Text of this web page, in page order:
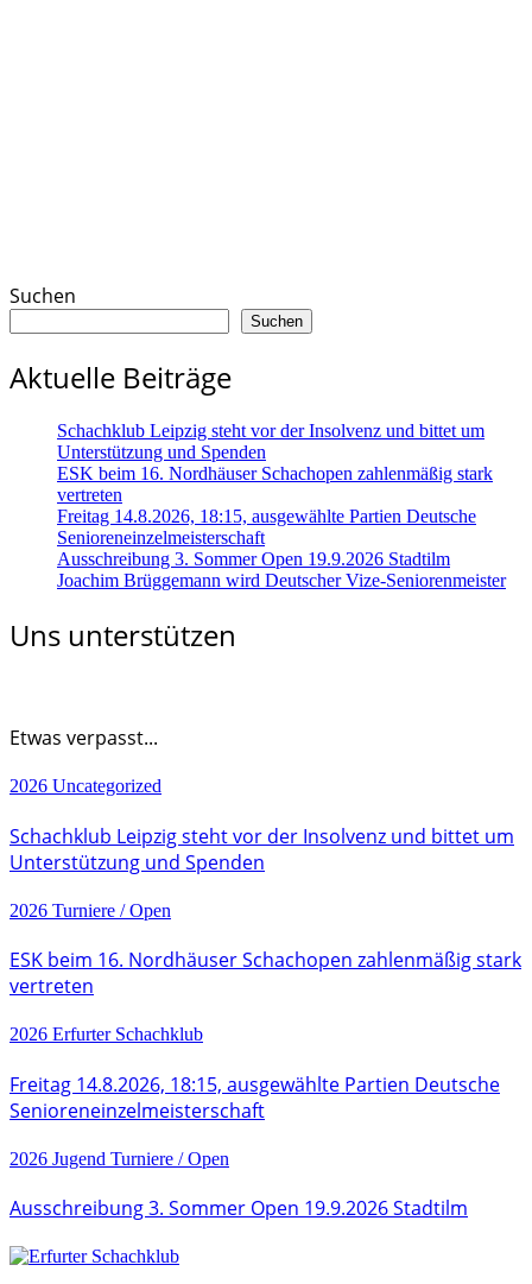
Suchen
Suchen
Aktuelle Beiträge
Schachklub Leipzig steht vor der Insolvenz und bittet um
Unterstützung und Spenden
ESK beim 16. Nordhäuser Schachopen zahlenmäßig stark
vertreten
Freitag 14.8.2026, 18:15, ausgewählte Partien Deutsche
Senioreneinzelmeisterschaft
Ausschreibung 3. Sommer Open 19.9.2026 Stadtilm
Joachim Brüggemann wird Deutscher Vize-Seniorenmeister
Uns unterstützen
Etwas verpasst...
2026 Uncategorized
Schachklub Leipzig steht vor der Insolvenz und bittet um
Unterstützung und Spenden
2026 Turniere / Open
ESK beim 16. Nordhäuser Schachopen zahlenmäßig stark
vertreten
2026 Erfurter Schachklub
Freitag 14.8.2026, 18:15, ausgewählte Partien Deutsche
Senioreneinzelmeisterschaft
2026 Jugend Turniere / Open
Ausschreibung 3. Sommer Open 19.9.2026 Stadtilm